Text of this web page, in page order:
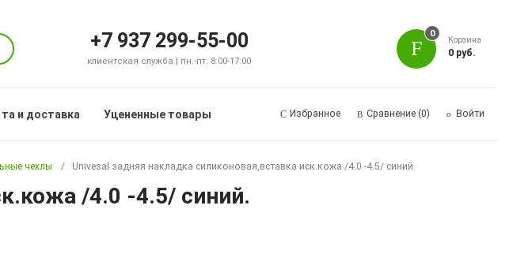
+7 937 299-55-00
клиентская служба | пн.-пт. 8:00-17:00
0
Корзина
0 руб.
и доставка Уцененные товары Избранное Сравнение (0) Войти
чехлы Univesal задняя накладка силиконовая,вставка иск.кожа /4.0 -4.5/ синий.
/4.0 -4.5/ синий.